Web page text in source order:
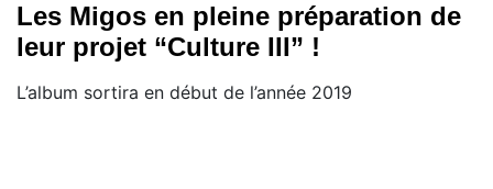
Les Migos en pleine préparation de
leur projet “Culture III” !
L’album sortira en début de l’année 2019